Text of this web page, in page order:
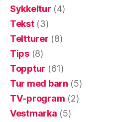
Sykkeltur (4)
Tekst(3)
Teltturer (8)
Tips(8)
Topptur (61)
Tur med barn (5)
TV-program (2)
Vestmarka (5)